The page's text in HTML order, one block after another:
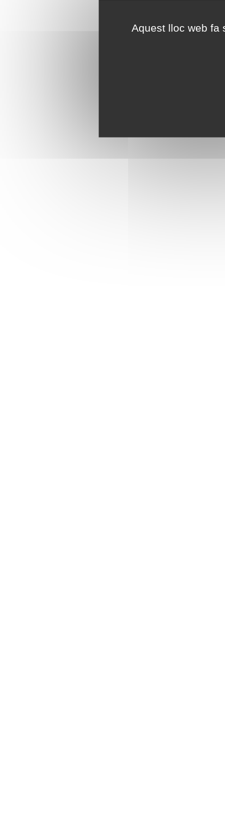
Aquest lloc web fa